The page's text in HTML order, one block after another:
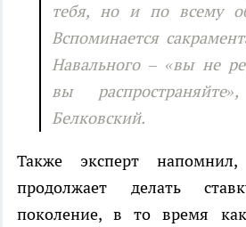
тебя, но и по всему
Вспоминается
Навального – «вы не
вы
Белковский.
Также эксперт
продолжает делать
поколение, в то время